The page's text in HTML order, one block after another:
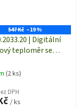
547 Kč –19 %
| Digitální
teploměr se
(2 ks)
DPH
/ ks